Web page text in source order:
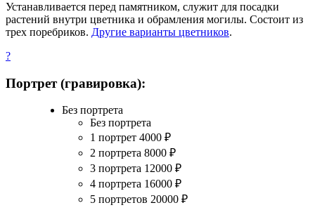
Устанавливается перед памятником, служит для посадки
растений внутри цветника и обрамления могилы. Состоит из
трех поребриков. Другие варианты цветников.
?
Портрет (гравировка):
Без портрета
Без портрета
1 портрет 4000 ₽
2 портрета 8000 ₽
3 портрета 12000 ₽
4 портрета 16000 ₽
5 портретов 20000 ₽